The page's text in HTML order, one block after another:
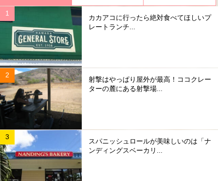
カカアコに行ったら絶対食べてほしいプ
レートランチ...
射撃はやっぱり屋外が最高！ココクレー
ターの麓にある射撃場...
スパニッシュロールが美味しいのは「ナ
ンディングスベーカリ...